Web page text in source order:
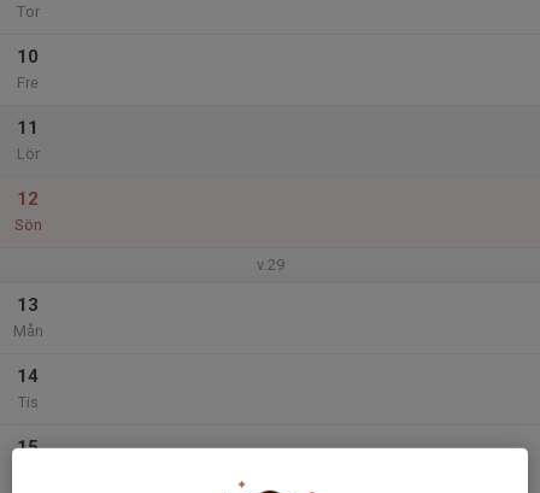
Tor
10
Fre
11
Lör
12
Sön
v.29
13
Mån
14
Tis
15